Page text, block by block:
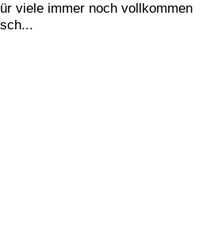
viele immer noch vollkommen